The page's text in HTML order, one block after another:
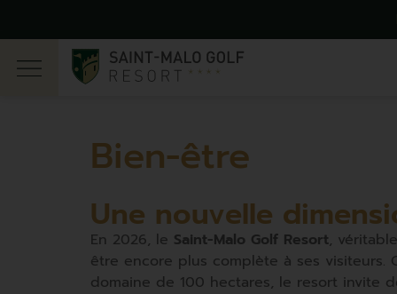
Bien-être
Une nouvelle
En 2026, le Saint-Malo Golf Resort,
être encore plus complète à ses visiteurs.
domaine de 100 hectares, le resort invite